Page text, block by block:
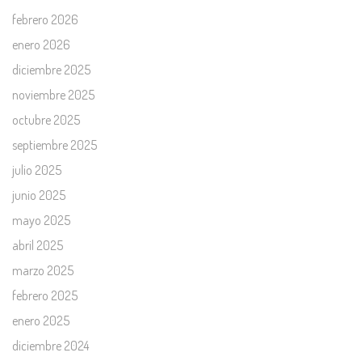
febrero 2026
enero 2026
diciembre 2025
noviembre 2025
octubre 2025
septiembre 2025
julio 2025
junio 2025
mayo 2025
abril 2025
marzo 2025
febrero 2025
enero 2025
diciembre 2024